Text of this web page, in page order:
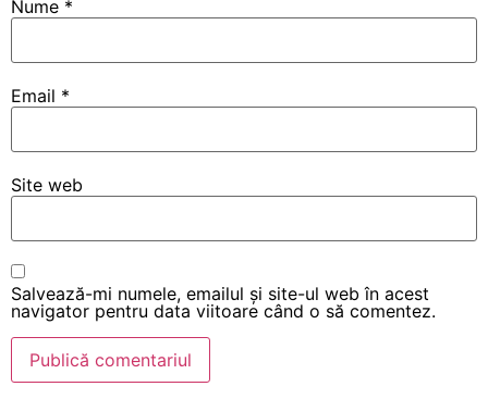
Nume *
Email *
Site web
Salvează-mi numele, emailul și site-ul web în acest
navigator pentru data viitoare când o să comentez.